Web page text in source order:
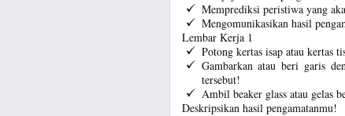
Memprediksi peristiwa yang
Mengomunikasikan hasil
Lembar Kerja 1
Potong kertas isap atau kertas
Gambarkan atau beri garis
tersebut!
Ambil beaker glass atau gelas
Deskripsikan hasil pengamatanmu!